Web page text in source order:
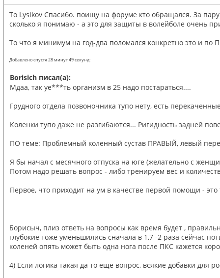
То Lysikov Спасибо. поищу на форуме кто обращался. За
сколько я понимаю - а это для защиты в волейболе очень
То что я минимум на год-два поломался конкретно это и
Добавлено спустя 28 минут 49 секунд:
Borisich писал(а):
Мдаа, так уе***ть организм в 25 надо постараться....
Грудного отдела позвоночника тупо нету, есть
Коленки тупо даже не разгибаются... Ригидность задней
ПО теме: Проблемный коленный сустав ПРАВЫЙ, левый
Я бы начал с месячного отпуска на юге (желательно с
Потом надо решать вопрос - либо тренируем вес и
Первое, что приходит на ум в качестве первой помощи -
Борисыч, плиз ответь на вопросы как время будет ,
глубокие тоже уменьшились сначала в 1,7 -2 раза сейчас
коленей опять может быть одна нога после ПКС кажется
4) Если логика такая да то еще вопрос, всякие добавки